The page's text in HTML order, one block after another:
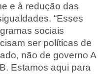
e à redução das
“Esses
sociais
ser políticas de
não de governo A
Estamos aqui para